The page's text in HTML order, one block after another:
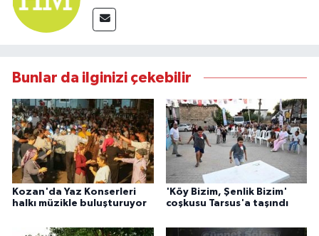
Bunlar da ilginizi çekebilir
Kozan'da Yaz Konserleri
halkı müzikle buluşturuyor
'Köy Bizim, Şenlik Bizim'
coşkusu Tarsus'a taşındı